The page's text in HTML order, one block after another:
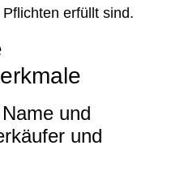
erfüllt sind.
und
und